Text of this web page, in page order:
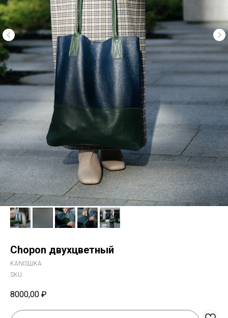
Chopon двухцветный
KANISШKA
SKU:
8000,00 ₽